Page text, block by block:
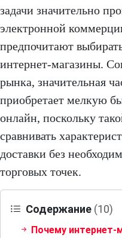
задачи значительно
электронной
предпочитают
интернет-магазины.
рынка, значительная
приобретает мелкую
онлайн, поскольку
сравнивать
доставки без
торговых точек.
Содержание (10)
Почему интернет-